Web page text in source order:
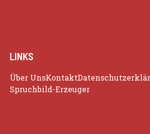
LINKS
Über UnsKontakt
Spruchbild-Erzeuger